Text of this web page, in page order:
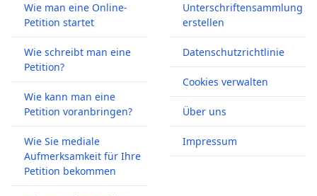
Wie man eine Online-
Petition startet
Wie schreibt man eine
Petition?
Wie kann man eine
Petition voranbringen?
Wie Sie mediale
Aufmerksamkeit für Ihre
Petition bekommen
Unterschriftensammlung
erstellen
Datenschutzrichtlinie
Cookies verwalten
Über uns
Impressum